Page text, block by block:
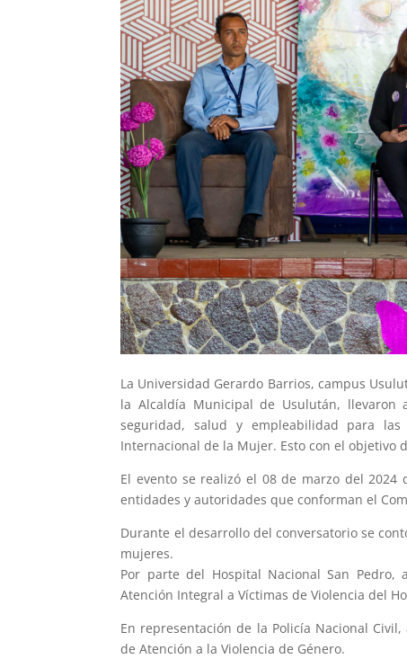
La Universidad Gerardo Barrios, campus
la Alcaldía Municipal de Usulután, llevaron
seguridad, salud y empleabilidad para
Internacional de la Mujer. Esto con el
El evento se realizó el 08 de marzo del
entidades y autoridades que conforman el
Durante el desarrollo del conversatorio se
mujeres.
Por parte del Hospital Nacional San
Atención Integral a Víctimas de Violencia del
En representación de la Policía Nacional
de Atención a la Violencia de Género.